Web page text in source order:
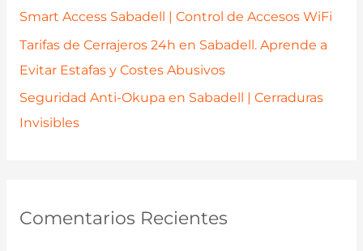
Smart Access Sabadell | Control de Accesos WiFi
Tarifas de Cerrajeros 24h en Sabadell. Aprende a
Evitar Estafas y Costes Abusivos
Seguridad Anti-Okupa en Sabadell | Cerraduras
Invisibles
Comentarios Recientes